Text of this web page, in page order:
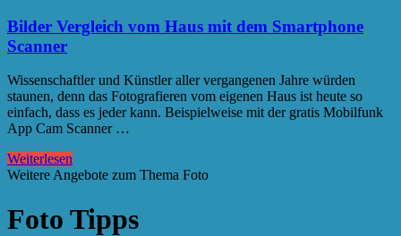
Bilder Vergleich vom Haus mit dem Smartphone
Scanner
Wissenschaftler und Künstler aller vergangenen Jahre würden
staunen, denn das Fotografieren vom eigenen Haus ist heute so
einfach, dass es jeder kann. Beispielweise mit der gratis Mobilfunk
App Cam Scanner …
Weiterlesen
Weitere Angebote zum Thema Foto
Foto Tipps